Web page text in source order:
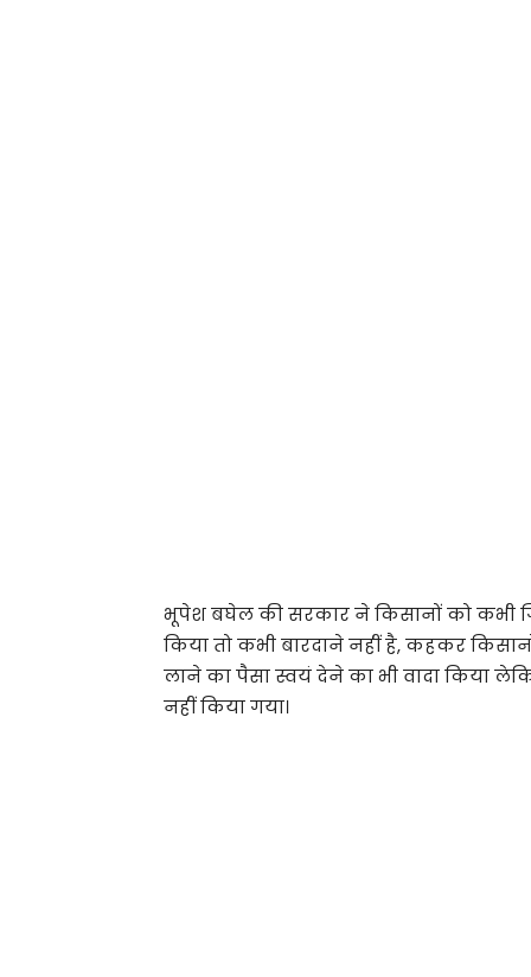
भूपेश बघेल की सरकार ने किसानों को कभी
किया तो कभी बारदाने नहीं है, कहकर
लाने का पैसा स्वयं देने का भी वादा किया
नहीं किया गया।